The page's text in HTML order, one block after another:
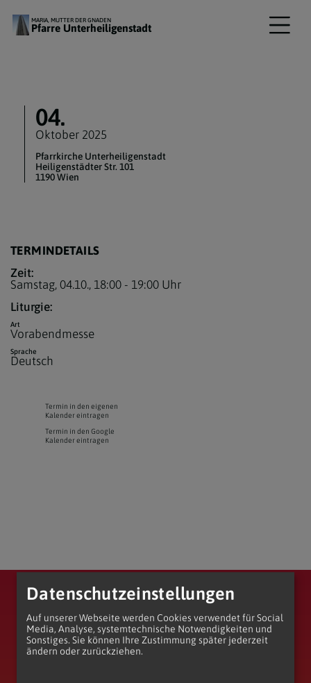
MARIA, MUTTER DER GNADEN
Pfarre Unterheiligenstadt
04.
Oktober 2025
Pfarrkirche Unterheiligenstadt
Heiligenstädter Str. 101
1190 Wien
TERMINDETAILS
Zeit:
Samstag, 04.10., 18:00 - 19:00 Uhr
Liturgie:
Art
Vorabendmesse
Sprache
Deutsch
Termin in den eigenen
Kalender eintragen
Termin in den Google
Kalender eintragen
Erzdiözese Wien Vikariat Wien-Stadt
Stadtdekanat 17/18/19
Entwicklungsraum Augustiner-Chorherren
Pfarre Unterheiligenstadt
Datenschutzeinstellungen
Auf unserer Webseite werden Cookies verwendet für Social
Media, Analyse, systemtechnische Notwendigkeiten und
Sonstiges. Sie können Ihre Zustimmung später jederzeit
ändern oder zurückziehen.